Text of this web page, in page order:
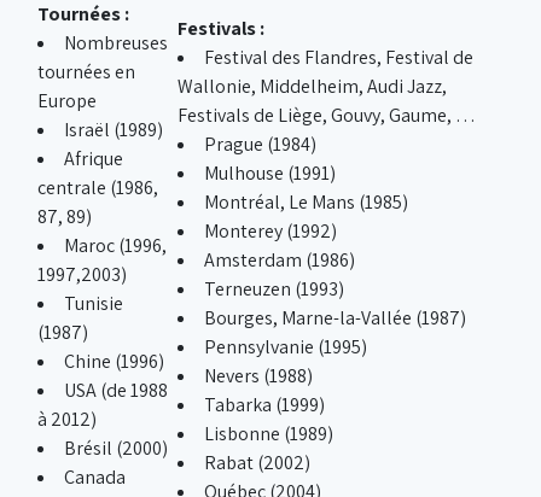
Tournées :
Nombreuses
tournées en
Europe
Israël (1989)
Afrique
centrale (1986,
87, 89)
Maroc (1996,
1997,2003)
Tunisie
(1987)
Chine (1996)
USA (de 1988
à 2012)
Brésil (2000)
Canada
Festivals :
Festival des Flandres, Festival de
Wallonie, Middelheim, Audi Jazz,
Festivals de Liège, Gouvy, Gaume, …
Prague (1984)
Mulhouse (1991)
Montréal, Le Mans (1985)
Monterey (1992)
Amsterdam (1986)
Terneuzen (1993)
Bourges, Marne-la-Vallée (1987)
Pennsylvanie (1995)
Nevers (1988)
Tabarka (1999)
Lisbonne (1989)
Rabat (2002)
Québec (2004)